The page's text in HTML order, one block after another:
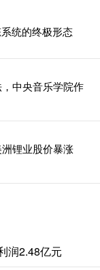
统的终极形态
中央音乐学院作
锂业股价暴涨
润2.48亿元